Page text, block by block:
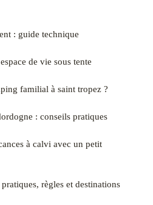
: guide technique
de vie sous tente
familial à saint tropez ?
: conseils pratiques
à calvi avec un petit
règles et destinations